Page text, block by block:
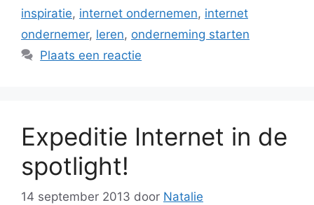
inspiratie, internet ondernemen, internet
ondernemer, leren, onderneming starten
Plaats een reactie
Expeditie Internet in de
spotlight!
14 september 2013 door Natalie